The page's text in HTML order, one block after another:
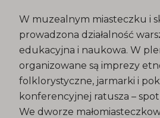
W muzealnym miasteczku i
prowadzona działalność
edukacyjna i naukowa. W
organizowane są imprezy
folklorystyczne, jarmarki i
konferencyjnej ratusza –
We dworze